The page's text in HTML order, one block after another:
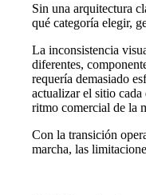
Sin una arquitectura
qué categoría elegir,
La inconsistencia
diferentes,
requería demasiado
actualizar el sitio
ritmo comercial de la
Con la transición
marcha, las